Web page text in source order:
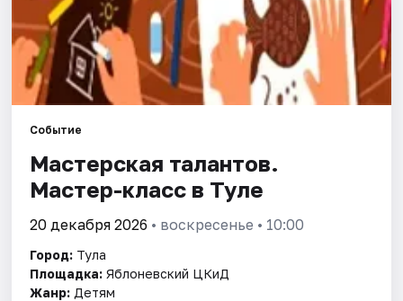
Событие
Мастерская талантов.
Мастер-класс в Туле
20 декабря 2026 • воскресенье • 10:00
Город: Тула
Площадка: Яблоневский ЦКиД
Жанр: Детям